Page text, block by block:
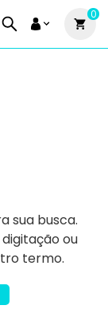
0
sua busca.
ou
termo.